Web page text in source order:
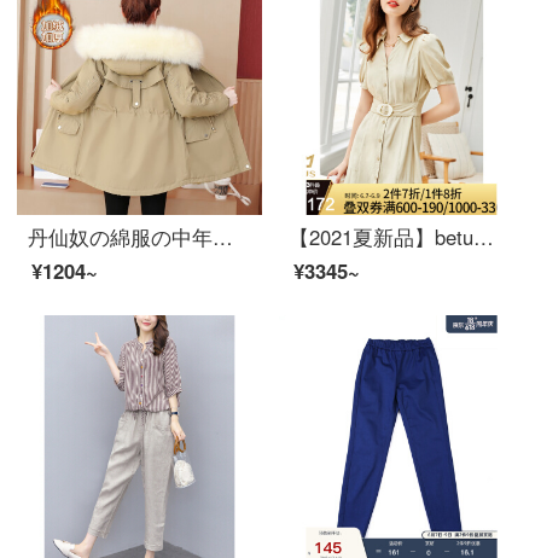
丹仙奴の綿服の中年婦人服の母2020冬の新型の韓国版の大きい毛の襟の派は女性の中で長い款のカナダの厚い小さい背の綿服のオーバーの潮を克服して色の2 XLを押さえます。
¥1204~
【2021夏新品】betu百図女装気質通勤ワンピス小Vネックウエストプリーツ2105 T 41カーキ色M
¥3345~